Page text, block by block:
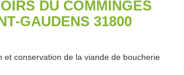
DU COMMINGES
GAUDENS 31800
et conservation de la viande de boucherie